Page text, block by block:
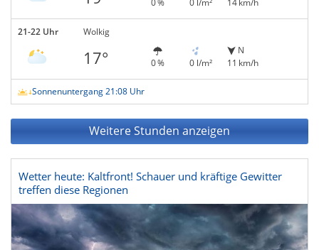
21-22 Uhr Wolkig
17° 0 % 0 l/m²
N
11 km/h
Sonnenuntergang 21:08 Uhr
Weitere Stunden anzeigen
Wetter heute: Kaltfront! Schauer und kräftige Gewitter
treffen diese Regionen